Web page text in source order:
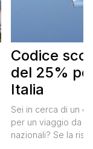
Codice
del 25%
Italia
Sei in cerca di un
per un viaggio da
nazionali? Se la